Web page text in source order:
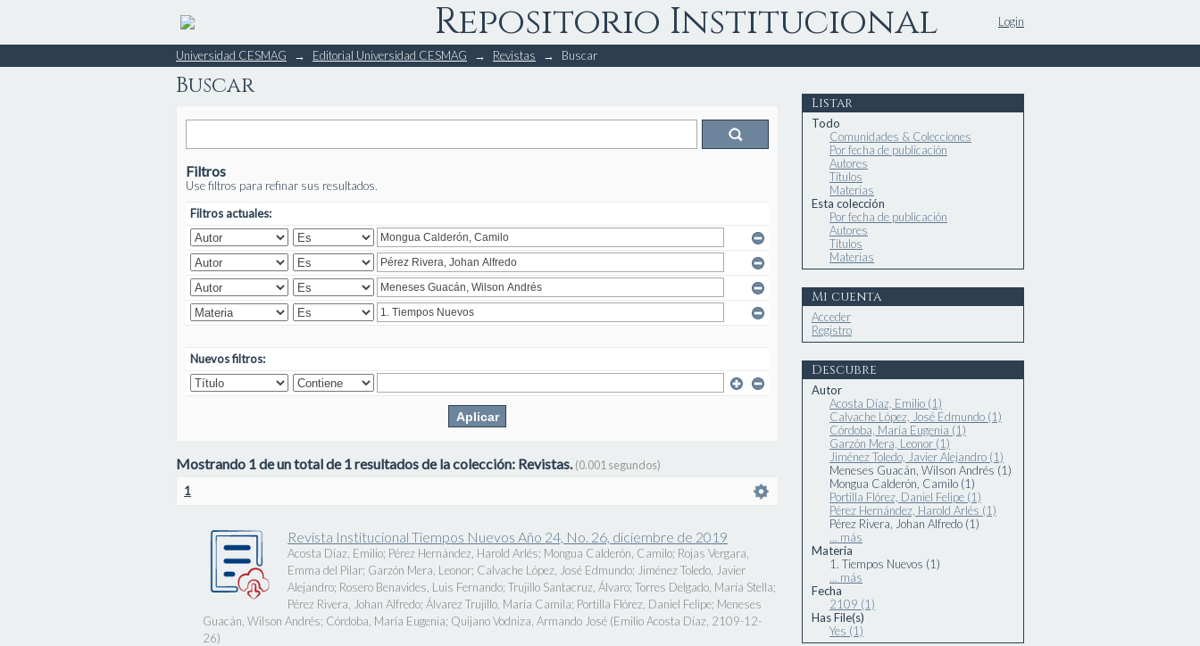
Repositorio Institucional
Buscar
Login
Universidad CESMAG → Editorial Universidad CESMAG → Revistas → Buscar
Buscar
Filtros
Use filtros para refinar sus resultados.
Filtros actuales:
Nuevos filtros:
Mostrando 1 de un total de 1 resultados de la colección: Revistas.(0.001 segundos)
1
Revista Institucional Tiempos Nuevos Año 24, No. 26, diciembre de 2019
Acosta Díaz, Emilio; Pérez Hernández, Harold Arlés; Mongua Calderón, Camilo; Rojas Vergara,
Emma del Pilar; Garzón Mera, Leonor; Calvache López, José Edmundo; Jiménez Toledo, Javier
Alejandro; Rosero Benavides, Luis Fernando; Trujillo Santacruz, Álvaro; Torres Delgado, María Stella;
Pérez Rivera, Johan Alfredo; Álvarez Trujillo, María Camila; Portilla Flórez, Daniel Felipe; Meneses
Guacán, Wilson Andrés; Córdoba, María Eugenia; Quijano Vodniza, Armando José (Emilio Acosta Díaz 2109-12-
26)
Listar
Todo
Comunidades & Colecciones
Por fecha de publicación
Autores
Títulos
Materias
Esta colección
Por fecha de publicación
Autores
Títulos
Materias
Mi cuenta
Acceder
Registro
Descubre
Autor
Acosta Díaz, Emilio (1)
Calvache López, José Edmundo (1)
Córdoba, María Eugenia (1)
Garzón Mera, Leonor (1)
Jiménez Toledo, Javier Alejandro (1)
Meneses Guacán, Wilson Andrés (1)
Mongua Calderón, Camilo (1)
Portilla Flórez, Daniel Felipe (1)
Pérez Hernández, Harold Arlés (1)
Pérez Rivera, Johan Alfredo (1)
... más
Materia
1. Tiempos Nuevos (1)
... más
Fecha
2109 (1)
Has File(s)
Yes (1)